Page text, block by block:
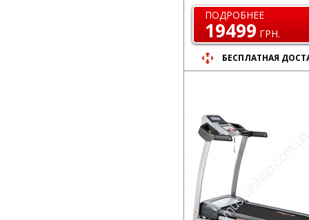
ПОДРОБНЕЕ
19499 ГРН.
БЕСПЛАТНАЯ